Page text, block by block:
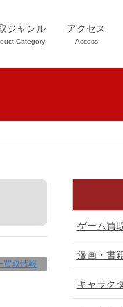
ジャンル
Category
アクセス
Access
買取情報
ゲーム買
漫画・書
キャラク